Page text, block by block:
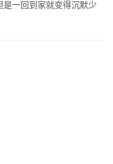
是一回到家就变得沉默少